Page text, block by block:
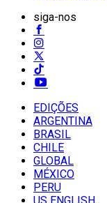
siga-nos
EDIÇÕES
ARGENTINA
BRASIL
CHILE
GLOBAL
MÉXICO
PERU